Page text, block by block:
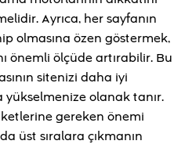
Ayrıca, her sayfanın
olmasına özen göstermek,
önemli ölçüde artırabilir. Bu
sitenizi daha iyi
yükselmenize olanak tanır.
gereken önemi
üst sıralara çıkmanın